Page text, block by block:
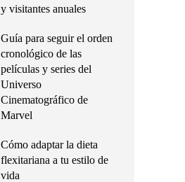
y visitantes anuales
Guía para seguir el orden
cronológico de las
películas y series del
Universo
Cinematográfico de
Marvel
Cómo adaptar la dieta
flexitariana a tu estilo de
vida